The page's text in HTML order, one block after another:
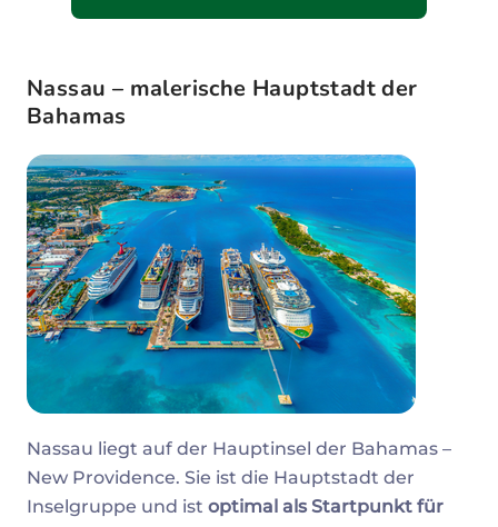
Nassau – malerische Hauptstadt der
Bahamas
Nassau liegt auf der Hauptinsel der Bahamas –
New Providence. Sie ist die Hauptstadt der
Inselgruppe und ist optimal als Startpunkt für